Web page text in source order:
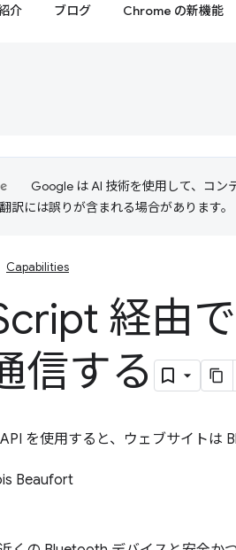
介 ブログ Chrome の新機能
Google は AI 技術を使用して、コン
訳には誤りが含まれる場合があります。
Capabilities
経由
信する
を使用すると、ウェブサイトは
Beaufort